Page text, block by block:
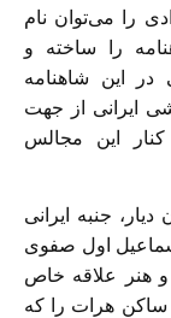
را می‌توان نام
را ساخته و
در اين شاهنامه
ايرانی از جهت
اين مجالس
جنبه ايرانی
اول صفوی
هنر علاقه خاص
هرات را كه